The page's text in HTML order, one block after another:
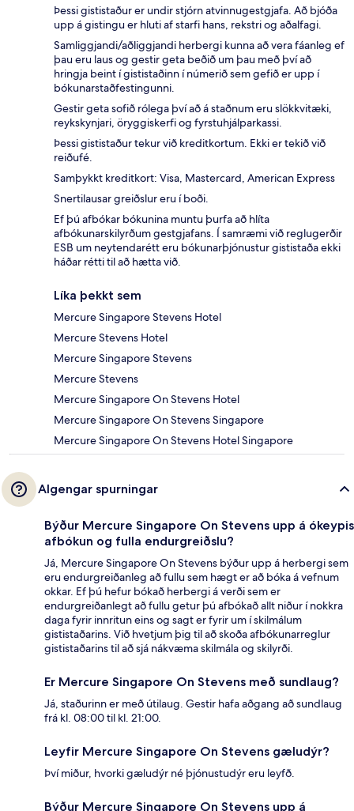
Þessi gististaður er undir stjórn atvinnugestgjafa. Að bjóða
upp á gistingu er hluti af starfi hans, rekstri og aðalfagi.
Samliggjandi/aðliggjandi herbergi kunna að vera fáanleg ef
þau eru laus og gestir geta beðið um þau með því að
hringja beint í gististaðinn í númerið sem gefið er upp í
bókunarstaðfestingunni.
Gestir geta sofið rólega því að á staðnum eru slökkvitæki,
reykskynjari, öryggiskerfi og fyrstuhjálparkassi.
Þessi gististaður tekur við kreditkortum. Ekki er tekið við
reiðufé.
Samþykkt kreditkort: Visa, Mastercard, American Express
Snertilausar greiðslur eru í boði.
Ef þú afbókar bókunina muntu þurfa að hlíta
afbókunarskilyrðum gestgjafans. Í samræmi við reglugerðir
ESB um neytendarétt eru bókunarþjónustur gististaða ekki
háðar rétti til að hætta við.
Líka þekkt sem
Mercure Singapore Stevens Hotel
Mercure Stevens Hotel
Mercure Singapore Stevens
Mercure Stevens
Mercure Singapore On Stevens Hotel
Mercure Singapore On Stevens Singapore
Mercure Singapore On Stevens Hotel Singapore
Algengar spurningar
Býður Mercure Singapore On Stevens upp á ókeypis
afbókun og fulla endurgreiðslu?
Já, Mercure Singapore On Stevens býður upp á herbergi sem
eru endurgreiðanleg að fullu sem hægt er að bóka á vefnum
okkar. Ef þú hefur bókað herbergi á verði sem er
endurgreiðanlegt að fullu getur þú afbókað allt niður í nokkra
daga fyrir innritun eins og sagt er fyrir um í skilmálum
gististaðarins. Við hvetjum þig til að skoða afbókunarreglur
gististaðarins til að sjá nákvæma skilmála og skilyrði.
Er Mercure Singapore On Stevens með sundlaug?
Já, staðurinn er með útilaug. Gestir hafa aðgang að sundlaug
frá kl. 08:00 til kl. 21:00.
Leyfir Mercure Singapore On Stevens gæludýr?
Því miður, hvorki gæludýr né þjónustudýr eru leyfð.
Býður Mercure Singapore On Stevens upp á